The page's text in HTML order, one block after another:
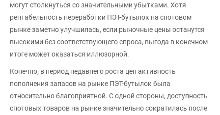
могут столкнуться со значительными убытками. Хотя
рентабельность переработки ПЭТ-бутылок на спотовом
рынке заметно улучшилась, если рыночные цены останутся
высокими без соответствующего спроса, выгода в конечном
итоге может оказаться иллюзорной.
Конечно, в период недавнего роста цен активность
пополнения запасов на рынке ПЭТ-бутылок была
относительно благоприятной. С одной стороны, доступность
спотовых товаров на рынке значительно сократилась после